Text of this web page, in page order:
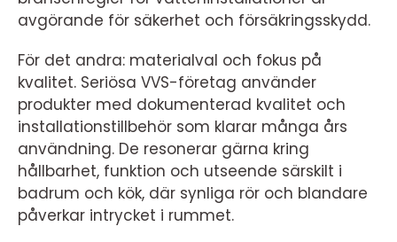
avgörande för säkerhet och försäkringsskydd.
För det andra: materialval och fokus på
kvalitet. Seriösa VVS-företag använder
produkter med dokumenterad kvalitet och
installationstillbehör som klarar många års
användning. De resonerar gärna kring
hållbarhet, funktion och utseende särskilt i
badrum och kök, där synliga rör och blandare
påverkar intrycket i rummet.